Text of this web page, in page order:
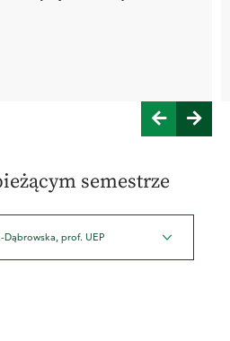
semestrze
Dąbrowska, prof. UEP